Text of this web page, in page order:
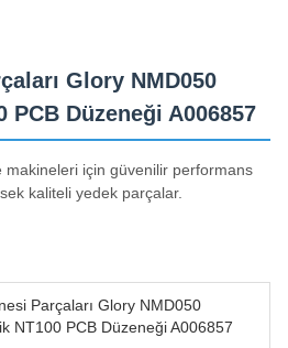
Glory NMD050
PCB Düzeneği A006857
için güvenilir performans
kaliteli yedek parçalar.
Parçaları Glory NMD050
NT100 PCB Düzeneği A006857